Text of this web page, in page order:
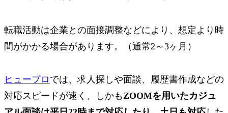
転職活動は企業との面接調整などにより、想定より時
間がかかる場合があります。（通常2～3ヶ月）
ヒュープロ では、求人探しや面談、履歴書作成などの
対応スピードが速く、しかもZOOMを用いたカジュ